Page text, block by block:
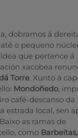
dobramos á
o pequeno
que pertence á
xacobea
Torre. Xunto á
Mondoñedo,
café-descanso da
estrada local, sen
as ramas de
como